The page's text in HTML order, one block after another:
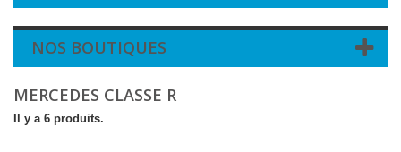
NOS BOUTIQUES
MERCEDES CLASSE R
Il y a 6 produits.